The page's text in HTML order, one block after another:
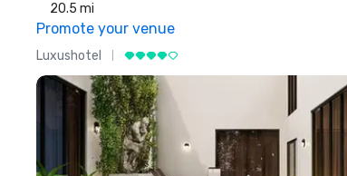
20.5 mi
Promote your venue
Luxushotel